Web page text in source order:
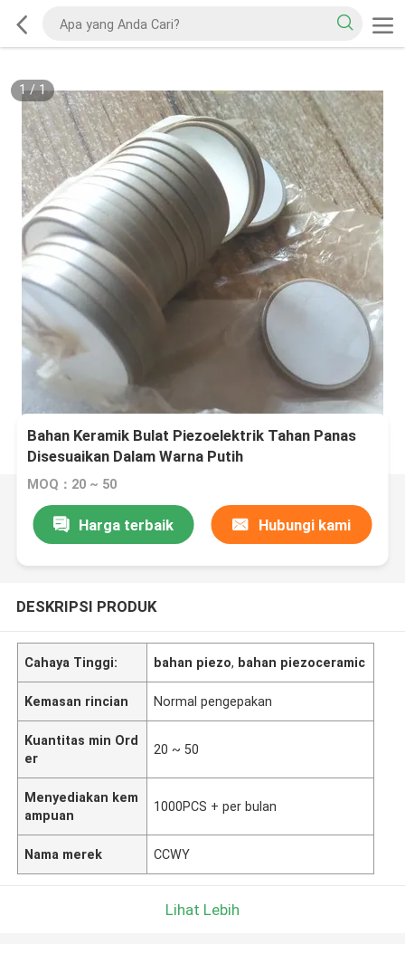
1/1
Bahan Keramik Bulat Piezoelektrik Tahan Panas
Disesuaikan Dalam Warna Putih
MOQ：20 ~ 50
Harga terbaik Hubungi kami
DESKRIPSI PRODUK
Cahaya Tinggi: bahan piezo, bahan piezoceramic
Kemasan rincian Normal pengepakan
Kuantitas min Ord
er
20 ~ 50
Menyediakan kem
ampuan
1000PCS + per bulan
Nama merek CCWY
Lihat Lebih